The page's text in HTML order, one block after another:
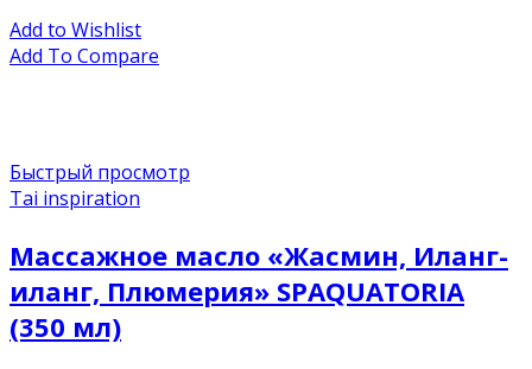
Add to Wishlist
Add To Compare
Быстрый просмотр
Tai inspiration
Массажное масло «Жасмин, Иланг-
иланг, Плюмерия» SPAQUATORIA
(350 мл)